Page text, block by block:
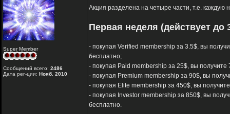
Super Member
Сообщений всего: 2486
Дата рег-ции: Нояб. 2010
Акция разделена на четыре части, т.е.
Первая неделя (действует до
- покупая Verified membership за 3.5$, вы
бесплатно;
- покупая Paid membership за 25$, вы
- покупая Premium membership за 90$, вы
- покупая Elite membership за 450$, вы
- покупая Investor membership за 850$, вы
бесплатно.